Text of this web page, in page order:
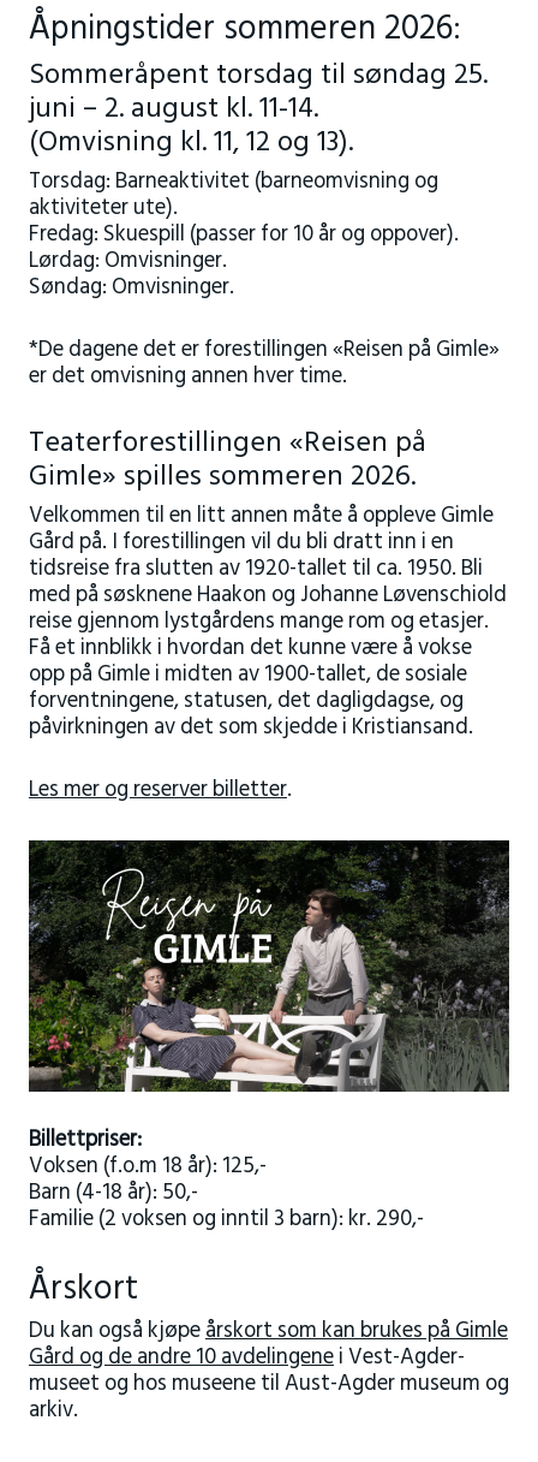
Åpningstider sommeren 2026:
Sommeråpent torsdag til søndag 25.
juni – 2. august kl. 11-14.
(Omvisning kl. 11, 12 og 13).
Torsdag: Barneaktivitet (barneomvisning og
aktiviteter ute).
Fredag: Skuespill (passer for 10 år og oppover).
Lørdag: Omvisninger.
Søndag: Omvisninger.
*De dagene det er forestillingen «Reisen på Gimle»
er det omvisning annen hver time.
Teaterforestillingen «Reisen på
Gimle» spilles sommeren 2026.
Velkommen til en litt annen måte å oppleve Gimle
Gård på. I forestillingen vil du bli dratt inn i en
tidsreise fra slutten av 1920-tallet til ca. 1950. Bli
med på søsknene Haakon og Johanne Løvenschiold
reise gjennom lystgårdens mange rom og etasjer.
Få et innblikk i hvordan det kunne være å vokse
opp på Gimle i midten av 1900-tallet, de sosiale
forventningene, statusen, det dagligdagse, og
påvirkningen av det som skjedde i Kristiansand.
Les mer og reserver billetter.
Billettpriser:
Voksen (f.o.m 18 år): 125,-
Barn (4-18 år): 50,-
Familie (2 voksen og inntil 3 barn): kr. 290,-
Årskort
Du kan også kjøpeårskort som kan brukes på Gimle
Gård og de andre 10 avdelingenei Vest-Agder-
museet og hos museene til Aust-Agder museum og
arkiv.